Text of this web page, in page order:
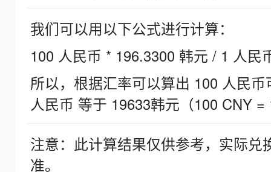
我们可以用以下公式进行计算：
100 人民币 * 196.3300 韩元 / 1 人民
所以，根据汇率可以算出 100 人民
人民币 等于 19633韩元（100 CNY =
注意：此计算结果仅供参考，实际
准。